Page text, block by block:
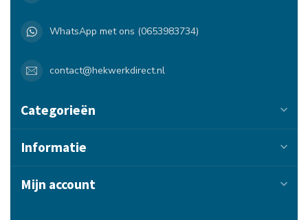
WhatsApp met ons (0653983734)
contact@hekwerkdirect.nl
Categorieën
Informatie
Mijn account